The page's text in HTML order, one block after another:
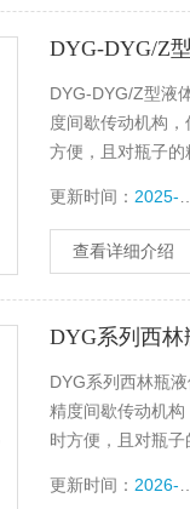
DYG-DYG/Z
DYG-DYG/Z型液
度间歇传动机构
方便，且对瓶子的
更新时间： 2025-12-27
查看详细介绍
DYG系列西
DYG系列西林瓶
精度间歇传动机构
时方便，且对瓶子
更新时间： 2026-07-06